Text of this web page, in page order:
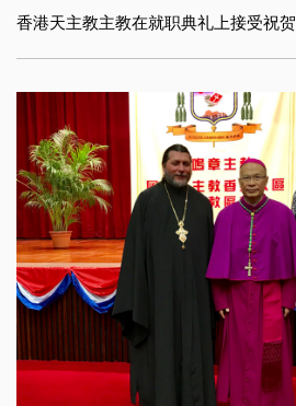
香港天主教主教在就职典礼上接受祝贺